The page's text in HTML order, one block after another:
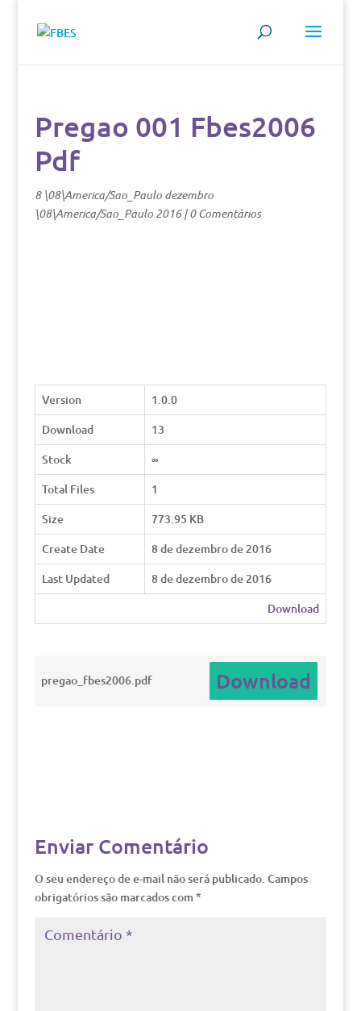
Pregao 001 Fbes2006
Pdf
8 \08\America/Sao_Paulo dezembro
\08\America/Sao_Paulo 2016|0 Comentários
Version
1.0.0
Download
13
Stock
∞
Total Files
1
Size
773.95 KB
Create Date
8 de dezembro de 2016
Last Updated
8 de dezembro de 2016
Download
pregao_fbes2006.pdf Download
Enviar Comentário
O seu endereço de e-mail não será publicado. Campos
obrigatórios são marcados com *